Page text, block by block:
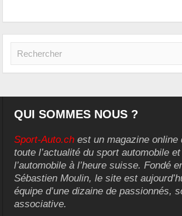
QUI SOMMES NOUS ?
Sport-Auto.ch est un magazine online
toute l’actualité du sport automobile
l’automobile à l’heure suisse. Fondé
Sébastien Moulin, le site est
équipe d’une dizaine de passionnés,
associative.